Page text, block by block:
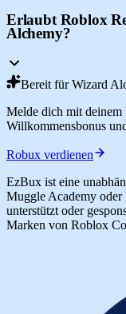
Erlaubt Roblox
Alchemy?
Bereit für Wizard
Melde dich mit
Willkommensbonus
Robux verdienen
EzBux ist eine
Muggle Academy
unterstützt oder
Marken von Roblox